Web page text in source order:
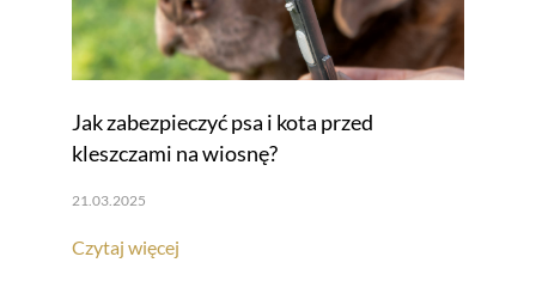
Jak zabezpieczyć psa i kota przed
kleszczami na wiosnę?
21.03.2025
Czytaj więcej